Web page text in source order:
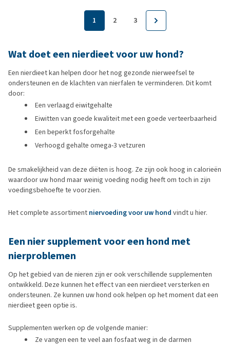
1 2 3
Wat doet een nierdieet voor uw hond?
Een nierdieet kan helpen door het nog gezonde nierweefsel te
ondersteunen en de klachten van nierfalen te verminderen. Dit komt
door:
Een verlaagd eiwitgehalte
Eiwitten van goede kwaliteit met een goede verteerbaarheid
Een beperkt fosforgehalte
Verhoogd gehalte omega-3 vetzuren
De smakelijkheid van deze diëten is hoog. Ze zijn ook hoog in calorieën
waardoor uw hond maar weinig voeding nodig heeft om toch in zijn
voedingsbehoefte te voorzien.
Het complete assortiment niervoeding voor uw hond vindt u hier.
Een nier supplement voor een hond met
nierproblemen
Op het gebied van de nieren zijn er ook verschillende supplementen
ontwikkeld. Deze kunnen het effect van een nierdieet versterken en
ondersteunen. Ze kunnen uw hond ook helpen op het moment dat een
nierdieet geen optie is.
Supplementen werken op de volgende manier:
Ze vangen een te veel aan fosfaat weg in de darmen